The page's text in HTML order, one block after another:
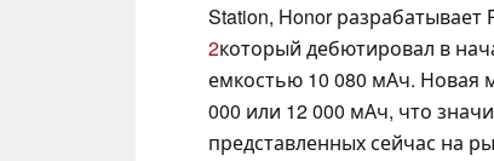
Station, Honor разрабатывает
2который дебютировал в
емкостью 10 080 мАч. Новая
000 или 12 000 мАч, что
представленных сейчас на